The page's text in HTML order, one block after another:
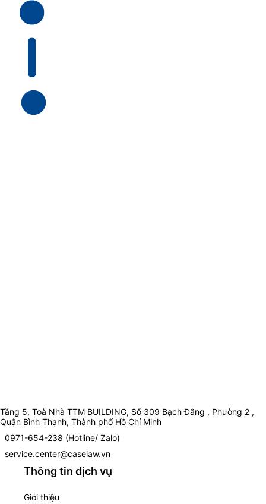
Tầng 5, Toà Nhà TTM BUILDING, Số 309 Bạch Đằng , Phường 2 ,
Quận Bình Thạnh, Thành phố Hồ Chí Minh
0971-654-238 (Hotline/ Zalo)
service.center@caselaw.vn
Thông tin dịch vụ
Giới thiệu